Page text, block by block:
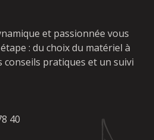
et passionnée vous
: du choix du matériel à
conseils pratiques et un suivi
40